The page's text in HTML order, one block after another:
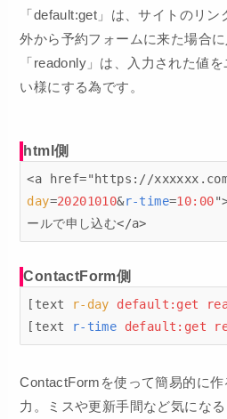
「default:get」は、サイトのリ
外から予約フォームに来た場合に
「readonly」は、入力された値
い様にする為です。
html側
<a href="https://
day=20201010&r-time=10:00
ールで申し込む</a>
ContactForm側
[text r-day default:get
[text
r-time default:get
ContactFormを使って簡易的に
力。ミスや更新手間など気にな